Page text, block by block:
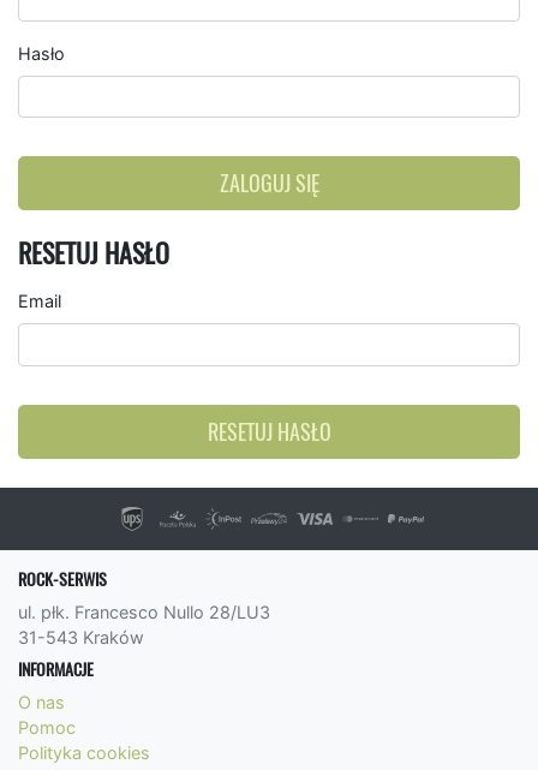
Hasło
ZALOGUJ SIĘ
RESETUJ HASŁO
Email
RESETUJ HASŁO
ROCK-SERWIS
ul. płk. Francesco Nullo 28/LU3
31-543 Kraków
INFORMACJE
O nas
Pomoc
Polityka cookies